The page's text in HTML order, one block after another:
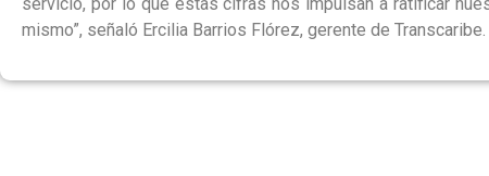
mismo”, señaló Ercilia Barrios Flórez, gerente de Transcaribe.